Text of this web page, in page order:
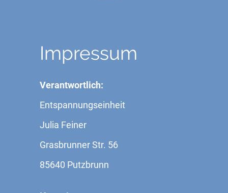
Impressum
Verantwortlich:
Entspannungseinheit
Julia Feiner
Grasbrunner Str. 56
85640 Putzbrunn